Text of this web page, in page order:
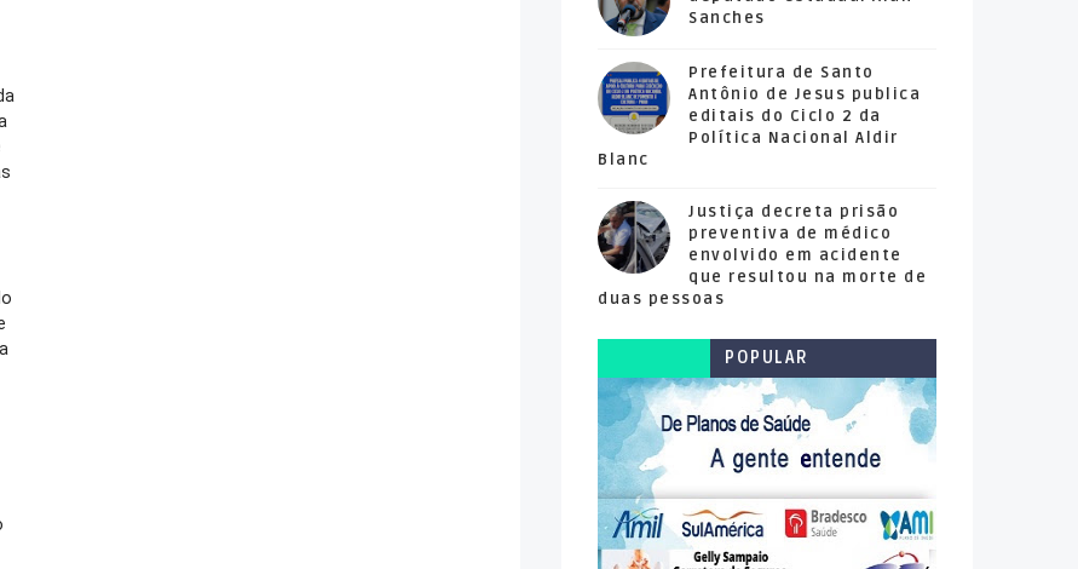
Sanches
Prefeitura de Santo
Antônio de Jesus publica
editais do Ciclo 2 da
Política Nacional Aldir
Blanc
Justiça decreta prisão
preventiva de médico
envolvido em acidente
que resultou na morte de
duas pessoas
POPULAR